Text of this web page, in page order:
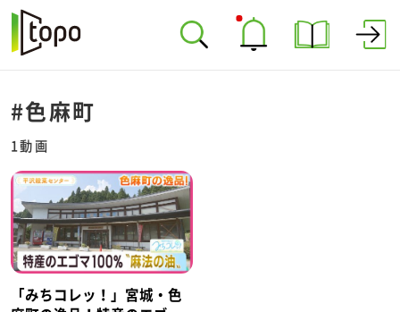
#色麻町
1動画
「みちコレッ！」宮城・色